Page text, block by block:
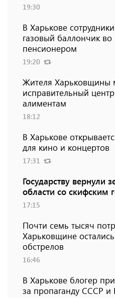
19:30
В Харькове
газовый баллончик
пенсионером
19:20
Жителя Харьковщины
исправительный
алиментам
18:12
В Харькове
для кино и концертов
17:31
Государству вернули
области со скифским
17:15
Почти семь тысяч
Харьковщине
обстрелов
16:46
В Харькове блогер
за пропаганду СССР и